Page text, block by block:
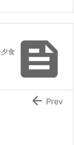

食
 Prev